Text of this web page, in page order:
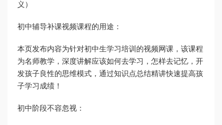
义）
初中辅导补课视频课程的用途：
本页发布内容为针对初中生学习培训的视频网课，该课程
为名师教学，深度讲解应该如何去学习，怎样去记忆，开
发孩子良性的思维模式，通过知识点总结精讲快速提高孩
子学习成绩！
初中阶段不容忽视：